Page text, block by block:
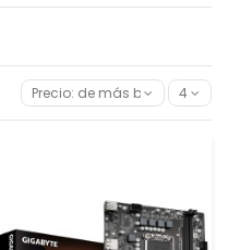
Precio: de más bajo a más
4